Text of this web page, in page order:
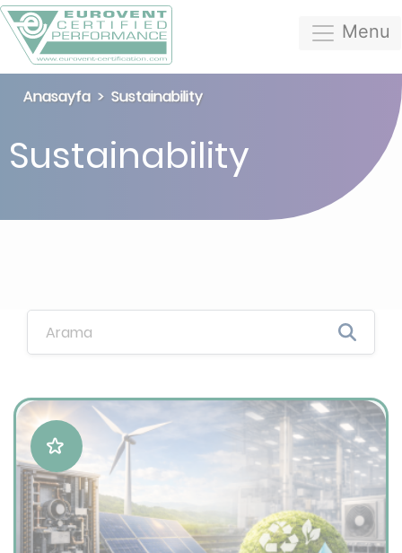
Menu
Anasayfa Sustainability
Sustainability